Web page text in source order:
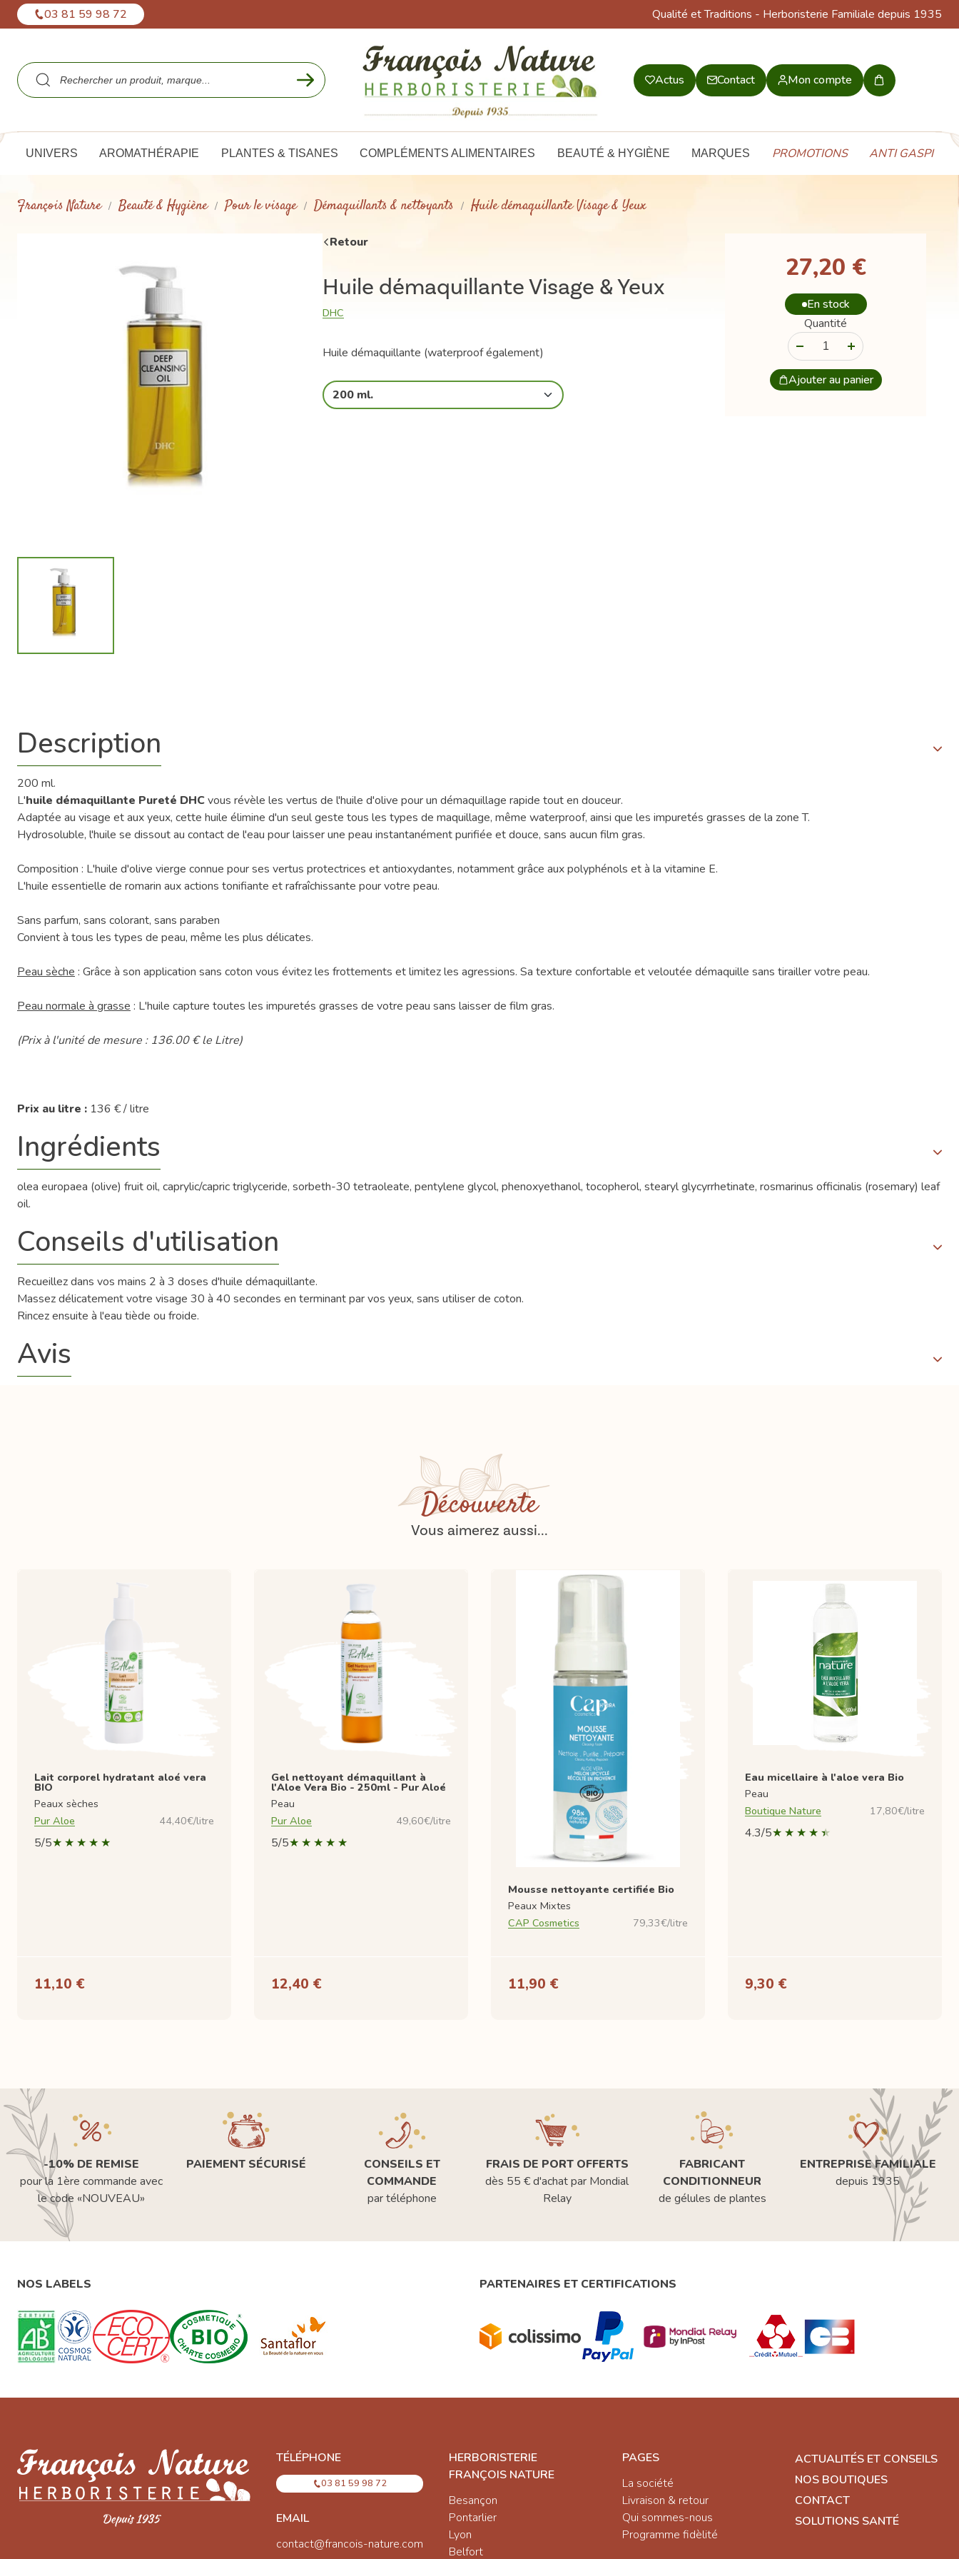
03 81 59 98 72 Qualité et Traditions - Herboristerie Familiale depuis 1935
Actus Contact Mon compte
Mon
UNIVERS AROMATHÉRAPIE PLANTES & TISANES COMPLÉMENTS ALIMENTAIRES BEAUTÉ & HYGIÈNE MARQUES PROMOTIONS ANTI GASPI
François Nature Beauté & Hygiène Pour le visage Démaquillants & nettoyants Huile démaquillante Visage & Yeux
Retour
Huile démaquillante Visage & Yeux
DHC
Huile démaquillante (waterproof également)
200 ml.
27,20 €
En stock
Quantité
Ajouter au panier
Description
200 ml.
L'huile démaquillante Pureté DHCvous révèle les vertus de l'huile d'olive pour un démaquillage rapide tout en douceur.
Adaptée au visage et aux yeux, cette huile élimine d'un seul geste tous les types de maquillage, même waterproof, ainsi que les impuretés grasses de la zone T.
Hydrosoluble, l'huile se dissout au contact de l'eau pour laisser une peau instantanément purifiée et douce, sans aucun film gras.
Composition : L'huile d'olive vierge connue pour ses vertus protectrices et antioxydantes, notamment grâce aux polyphénols et à la vitamine E.
L'huile essentielle de romarin aux actions tonifiante et rafraîchissante pour votre peau.
Sans parfum, sans colorant, sans paraben
Convient à tous les types de peau, même les plus délicates.
Peau sèche : Grâce à son application sans coton vous évitez les frottements et limitez les agressions. Sa texture confortable et veloutée démaquille sans tirailler votre peau.
Peau normale à grasse : L'huile capture toutes les impuretés grasses de votre peau sans laisser de film gras.
(Prix à l'unité de mesure : 136.00 € le Litre)
Prix au litre : 136 € / litre
Ingrédients
olea europaea (olive) fruit oil, caprylic/capric triglyceride, sorbeth-30 tetraoleate, pentylene glycol, phenoxyethanol, tocopherol, stearyl glycyrrhetinate, rosmarinus officinalis (rosemary) leaf
oil.
Conseils d'utilisation
Recueillez dans vos mains 2 à 3 doses d'huile démaquillante.
Massez délicatement votre visage 30 à 40 secondes en terminant par vos yeux, sans utiliser de coton.
Rincez ensuite à l'eau tiède ou froide.
Avis
Découverte
Vous aimerez aussi...
Lait corporel hydratant aloé vera
BIO
Peaux sèches
Pur Aloe
44,40€/litre
5/5
11,10 €
Gel nettoyant démaquillant à
l'Aloe Vera Bio - 250ml - Pur Aloé
Peau
Pur Aloe
49,60€/litre
5/5
12,40 €
Mousse nettoyante certifiée Bio
Peaux Mixtes
CAP Cosmetics
79,33€/litre
11,90 €
Eau micellaire à l'aloe vera Bio
Peau
Boutique Nature
17,80€/litre
4.3/5
9,30 €
-10% DE REMISE
pour la 1ère commande avec
le code «NOUVEAU»
PAIEMENT SÉCURISÉ
CONSEILS ET
COMMANDE
par téléphone
FRAIS DE PORT OFFERTS
dès 55 € d'achat par Mondial
Relay
FABRICANT
CONDITIONNEUR
de gélules de plantes
ENTREPRISE FAMILIALE
depuis 1935
NOS LABELS PARTENAIRES ET CERTIFICATIONS
TÉLÉPHONE
03 81 59 98 72
EMAIL
contact@francois-nature.com
HERBORISTERIE
FRANÇOIS NATURE
Besançon
Pontarlier
Lyon
Belfort
PAGES
La société
Livraison & retour
Qui sommes-nous
Programme fidèlité
ACTUALITÉS ET CONSEILS
NOS BOUTIQUES
CONTACT
SOLUTIONS SANTÉ
Panneau de gestion des cookies